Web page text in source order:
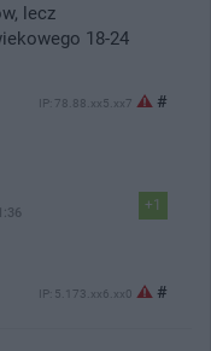
lecz
18-24
IP: 78.88.xx5.xx7 #
+1
IP: 5.173.xx6.xx0 #